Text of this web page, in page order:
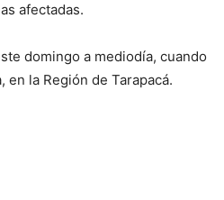
afectadas.
domingo a mediodía, cuando
la Región de Tarapacá.